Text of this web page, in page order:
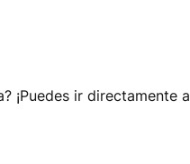
¡Puedes ir directamente a